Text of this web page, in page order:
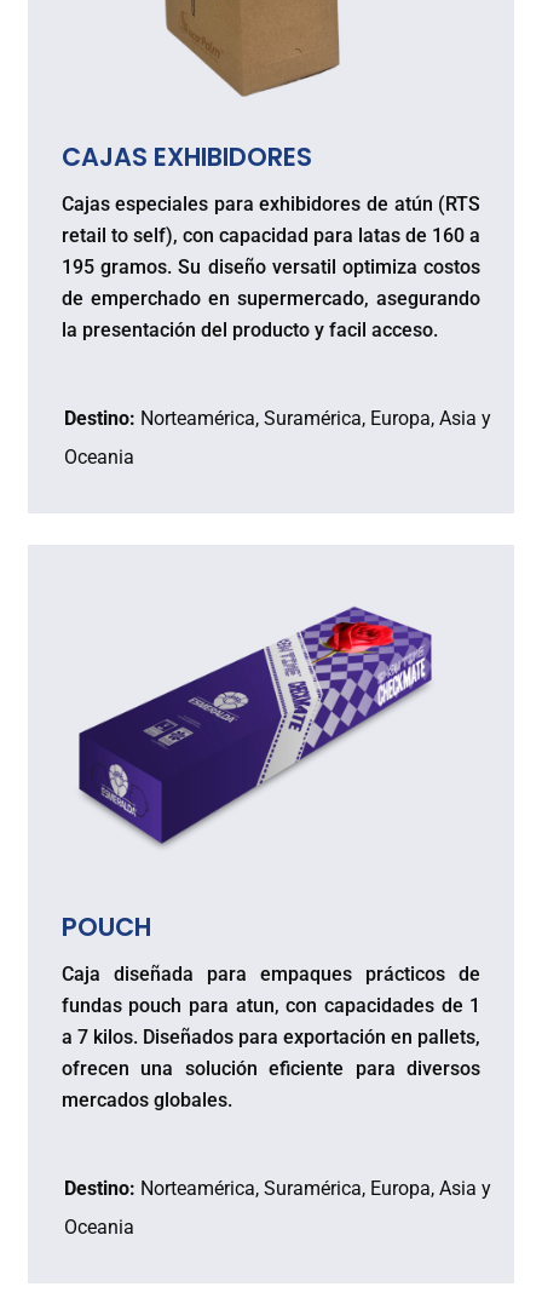
CAJAS EXHIBIDORES
Cajas especiales para exhibidores de atún (RTS
retail to self), con capacidad para latas de 160 a
195 gramos. Su diseño versatil optimiza costos
de emperchado en supermercado, asegurando
la presentación del producto y facil acceso.
Destino: Norteamérica, Suramérica, Europa, Asia y
Oceania
POUCH
Caja diseñada para empaques prácticos de
fundas pouch para atun, con capacidades de 1
a 7 kilos. Diseñados para exportación en pallets,
ofrecen una solución eficiente para diversos
mercados globales.
Destino: Norteamérica, Suramérica, Europa, Asia y
Oceania